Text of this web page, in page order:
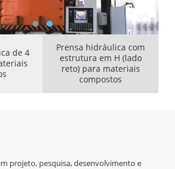
de 4
Prensa hidráulica com
estrutura em H (lado
reto) para materiais
compostos
projeto, pesquisa, desenvolvimento e